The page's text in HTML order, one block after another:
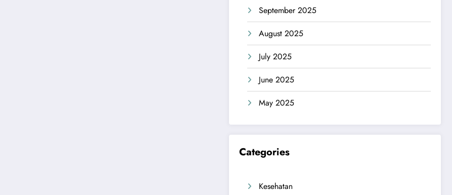
September 2025
August 2025
July 2025
June 2025
May 2025
Categories
Kesehatan